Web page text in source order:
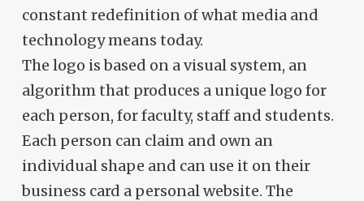
constant redefinition of what media and
technology means today.
The logo is based on a visual system, an
algorithm that produces a unique logo for
each person, for faculty, staff and students.
Each person can claim and own an
individual shape and can use it on their
business card a personal website. The